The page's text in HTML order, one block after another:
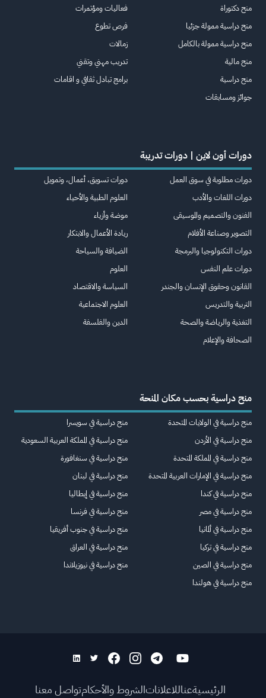
منح دكتوراة
منح دراسية ممولة جزئيا
منح دراسية ممولة بالكامل
منح مالية
منح دراسية
جوائز ومسابقات
فعاليات ومؤتمرات
فرص تطوع
زمالات
تدريب مهني وتقني
برامج تبادل ثقافي و اقامات
دورات أون لاين | دورات تدريبة
دورات مطلوبة في سوق العمل
دورات اللغات والأدب
الفنون والتصميم والموسيقى
التصوير وصناعة الأفلام
دورات التكنولوجيا والبرمجة
دورات علم النفس
القانون وحقوق الإنسان والجندر
التربية والتدريس
التغذية والرياضة والصحة
الصحافة والإعلام
دورات تسويق، أعمال، وتمويل
العلوم الطبية والأحياء
موضة وأزياء
ريادة الأعمال والابتكار
الضيافة والسياحة
العلوم
السياسة والاقتصاد
العلوم الاجتماعية
الدين والفلسفة
منح دراسية بحسب مكان المنحة
منح دراسية في الولايات المتحدة
منح دراسية في الأردن
منح دراسية في المملكة المتحدة
منح دراسية في الإمارات العربية المتحدة
منح دراسية في كندا
منح دراسية في مصر
منح دراسية في ألمانيا
منح دراسية في تركيا
منح دراسية في الصين
منح دراسية في هولندا
منح دراسية في سويسرا
منح دراسية في المملكة العربية السعودية
منح دراسية في سنغافورة
منح دراسية في لبنان
منح دراسية في إيطاليا
منح دراسية في فرنسا
منح دراسية في جنوب أفريقيا
منح دراسية في العراق
منح دراسية في نيوزيلاندا
الرئيسيةعناللاعلاناتالشروط والأحكامتواصل معنا